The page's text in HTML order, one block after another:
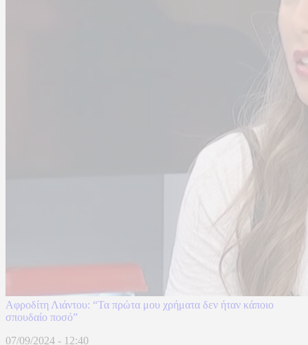
Αφροδίτη Λιάντου: “Τα πρώτα μου χρήματα δεν ήταν κάποιο
σπουδαίο ποσό”
07/09/2024 - 12:40